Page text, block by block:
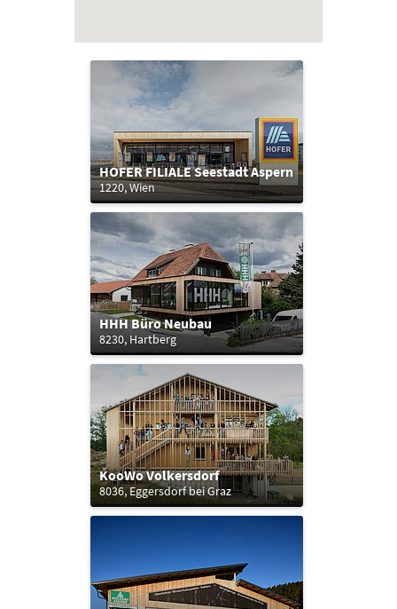
HOFER FILIALE Seestadt Aspern
1220, Wien
HHH Büro Neubau
8230, Hartberg
KooWo Volkersdorf
8036, Eggersdorf bei Graz